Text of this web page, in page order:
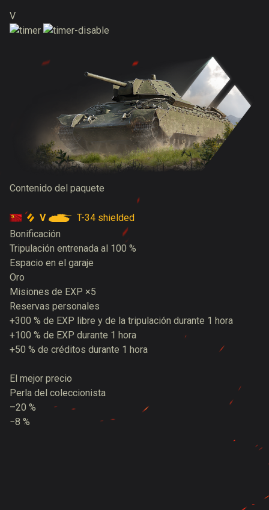
V
Contenido del paquete
V
T-34 shielded
Bonificación
Tripulación entrenada al 100 %
Espacio en el garaje
Oro
Misiones de EXP ×5
Reservas personales
+300 % de EXP libre y de la tripulación durante 1 hora
+100 % de EXP durante 1 hora
+50 % de créditos durante 1 hora
El mejor precio
Perla del coleccionista
–20 %
−8 %